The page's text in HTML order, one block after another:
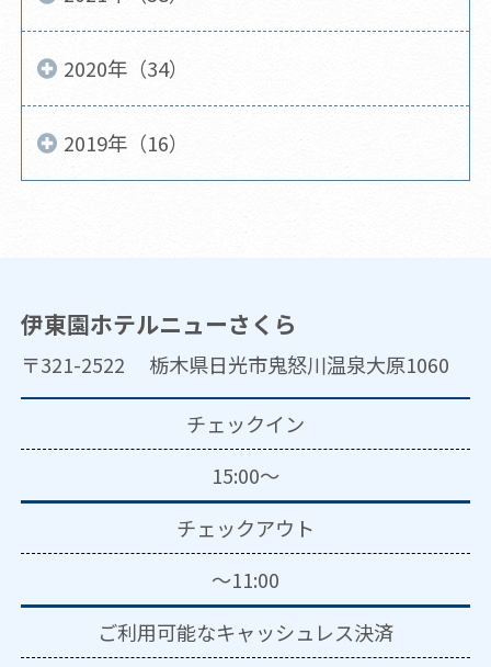
2020年（34）
2019年（16）
伊東園ホテルニューさくら
〒321-2522 栃木県日光市鬼怒川温泉大原1060
チェックイン
15:00～
チェックアウト
～11:00
ご利用可能なキャッシュレス決済